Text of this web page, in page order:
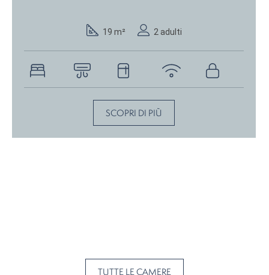
19 m² 2 adulti
SCOPRI DI PIÙ
TUTTE LE CAMERE